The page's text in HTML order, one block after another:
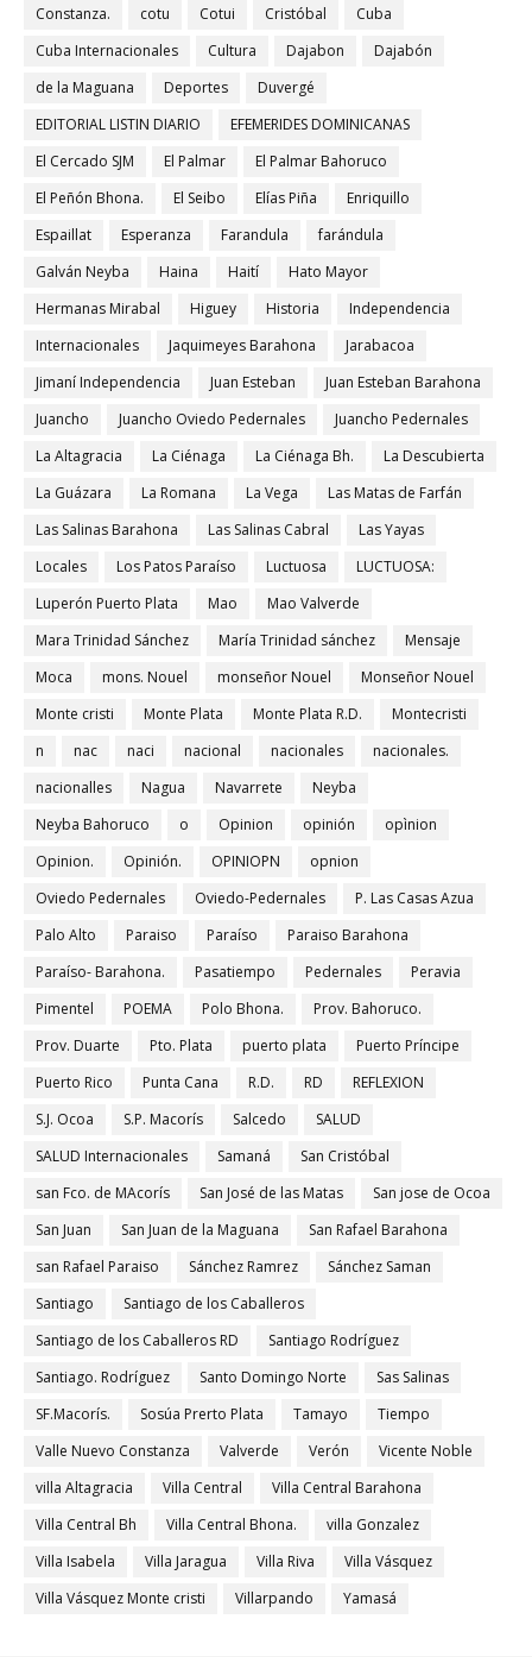
Constanza.
cotu Cotui Cristóbal
Cuba
Cuba Internacionales
Cultura Dajabon
Dajabón
de la Maguana
Deportes
Duvergé
EDITORIAL LISTIN DIARIO
EFEMERIDES DOMINICANAS
El Cercado SJM
El Palmar
El Palmar Bahoruco
El Peñón Bhona.
El Seibo Elías Piña
Enriquillo
Espaillat
Esperanza Farandula
farándula
Galván Neyba
Haina Haití
Hato Mayor
Hermanas Mirabal
Higuey Historia
Independencia
Internacionales
Jaquimeyes Barahona
Jarabacoa
Jimaní Independencia
Juan Esteban
Juan Esteban Barahona
Juancho
Juancho Oviedo Pedernales
Juancho Pedernales
La Altagracia
La Ciénaga La Ciénaga Bh.
La Descubierta
La Guázara
La Romana La Vega
Las Matas de Farfán
Las Salinas Barahona
Las Salinas Cabral
Las Yayas
Locales
Los Patos Paraíso Luctuosa
LUCTUOSA:
Luperón Puerto Plata
Mao
Mao Valverde
Mara Trinidad Sánchez
María Trinidad sánchez
Mensaje
Moca
mons. Nouel monseñor Nouel
Monseñor Nouel
Monte cristi
Monte Plata Monte Plata R.D.
Montecristi
n
nac naci nacional nacionales
nacionales.
nacionalles
Nagua Navarrete
Neyba
Neyba Bahoruco
o Opinion opinión
opìnion
Opinion.
Opinión. OPINIOPN
opnion
Oviedo Pedernales
Oviedo-Pedernales
P. Las Casas Azua
Palo Alto
Paraiso Paraíso
Paraiso Barahona
Paraíso- Barahona.
Pasatiempo Pedernales
Peravia
Pimentel
POEMA Polo Bhona.
Prov. Bahoruco.
Prov. Duarte
Pto. Plata puerto plata
Puerto Príncipe
Puerto Rico
Punta Cana R.D. RD
REFLEXION
S.J. Ocoa
S.P. Macorís Salcedo
SALUD
SALUD Internacionales
Samaná
San Cristóbal
san Fco. de MAcorís
San José de las Matas
San jose de Ocoa
San Juan
San Juan de la Maguana
San Rafael Barahona
san Rafael Paraiso
Sánchez Ramrez
Sánchez Saman
Santiago
Santiago de los Caballeros
Santiago de los Caballeros RD
Santiago Rodríguez
Santiago. Rodríguez
Santo Domingo Norte
Sas Salinas
SF.Macorís.
Sosúa Prerto Plata Tamayo
Tiempo
Valle Nuevo Constanza
Valverde Verón
Vicente Noble
villa Altagracia
Villa Central
Villa Central Barahona
Villa Central Bh
Villa Central Bhona.
villa Gonzalez
Villa Isabela
Villa Jaragua Villa Riva
Villa Vásquez
Villa Vásquez Monte cristi
Villarpando Yamasá